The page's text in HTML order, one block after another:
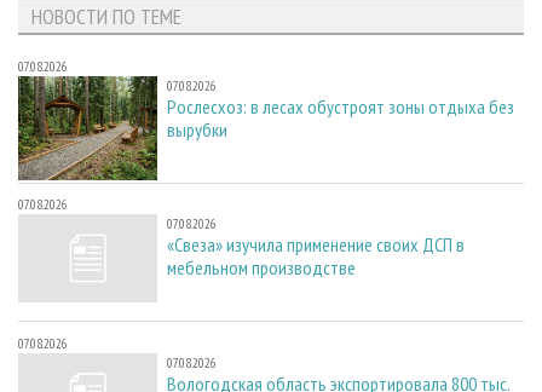
НОВОСТИ ПО ТЕМЕ
07.08.2026
07.08.2026
Рослесхоз: в лесах обустроят зоны отдыха без
вырубки
07.08.2026
07.08.2026
«Свеза» изучила применение своих ДСП в
мебельном производстве
07.08.2026
07.08.2026
Вологодская область экспортировала 800 тыс.